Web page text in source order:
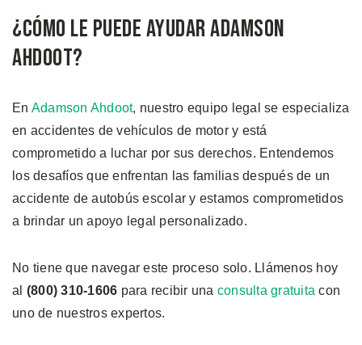
¿Cómo le Puede Ayudar Adamson
Ahdoot?
En Adamson Ahdoot, nuestro equipo legal se especializa
en accidentes de vehículos de motor y está
comprometido a luchar por sus derechos. Entendemos
los desafíos que enfrentan las familias después de un
accidente de autobús escolar y estamos comprometidos
a brindar un apoyo legal personalizado.
No tiene que navegar este proceso solo. Llámenos hoy
al (800) 310-1606 para recibir una consulta gratuita con
uno de nuestros expertos.